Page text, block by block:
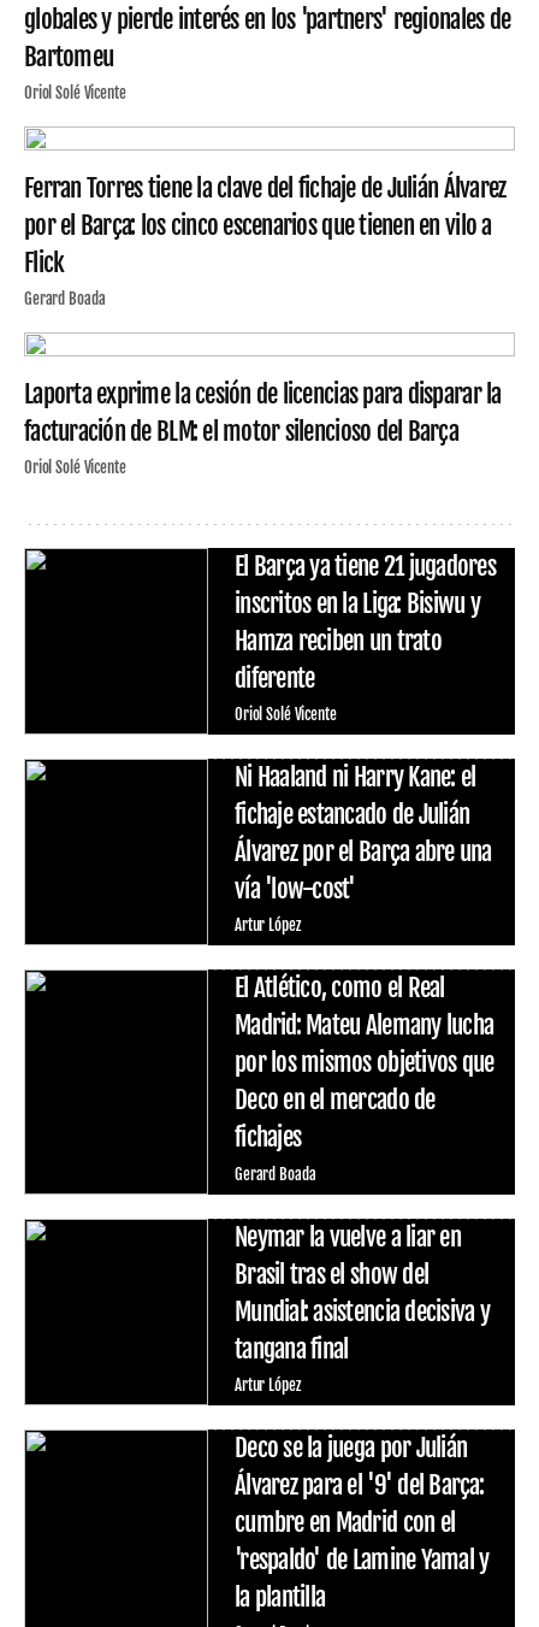
globales y pierde interés en los 'partners' regionales de
Bartomeu
Oriol Solé Vicente
Ferran Torres tiene la clave del fichaje de Julián Álvarez
por el Barça: los cinco escenarios que tienen en vilo a
Flick
Gerard Boada
Laporta exprime la cesión de licencias para disparar la
facturación de BLM: el motor silencioso del Barça
Oriol Solé Vicente
El Barça ya tiene 21 jugadores
inscritos en la Liga: Bisiwu y
Hamza reciben un trato
diferente
Oriol Solé Vicente
Ni Haaland ni Harry Kane: el
fichaje estancado de Julián
Álvarez por el Barça abre una
vía 'low-cost'
Artur López
El Atlético, como el Real
Madrid: Mateu Alemany lucha
por los mismos objetivos que
Deco en el mercado de
fichajes
Gerard Boada
Neymar la vuelve a liar en
Brasil tras el show del
Mundial: asistencia decisiva y
tangana final
Artur López
Deco se la juega por Julián
Álvarez para el '9' del Barça:
cumbre en Madrid con el
'respaldo' de Lamine Yamal y
la plantilla